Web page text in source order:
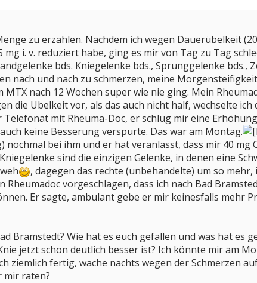
zu erzählen. Nachdem ich wegen Dauerübelkeit
mg i. v. reduziert habe, ging es mir von Tag zu Tag
bds. Kniegelenke bds., Sprunggelenke bds.,
nach und nach zu schmerzen, meine
MTX nach 12 Wochen super wie nie ging. Mein
die Übelkeit vor, als das auch nicht half, wechselte
Telefonat mit Rheuma-Doc, er schlug mir eine
keine Besserung verspürte. Das war am Montag.
nochmal bei ihm und er hat veranlasst, dass mir 40
sind die einzigen Gelenke, in denen eine
, dagegen das rechte (unbehandelte) um so mehr,
vorgeschlagen, dass ich nach Bad
Er sagte, ambulant gebe er mir keinesfalls mehr
Bramstedt? Wie hat es euch gefallen und was hat es
jetzt schon deutlich besser ist? Ich könnte mir am
ziemlich fertig, wache nachts wegen der Schmerzen
mir raten?